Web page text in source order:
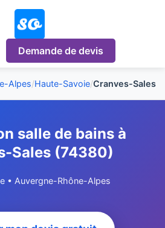
Demande de devis
Alpes/Haute-Savoie/Cranves-Sales
salle de bains à
Sales (74380)
• Auvergne-Rhône-Alpes